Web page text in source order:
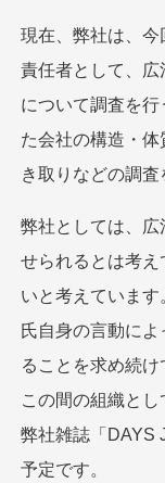
現在、弊社は、
責任者として、
について調査を
た会社の構造・
き取りなどの調査
弊社としては、広
せられるとは考
いと考えていま
氏自身の言動に
ることを求め続
この間の組織とし
弊社雑誌「DAYS
予定です。